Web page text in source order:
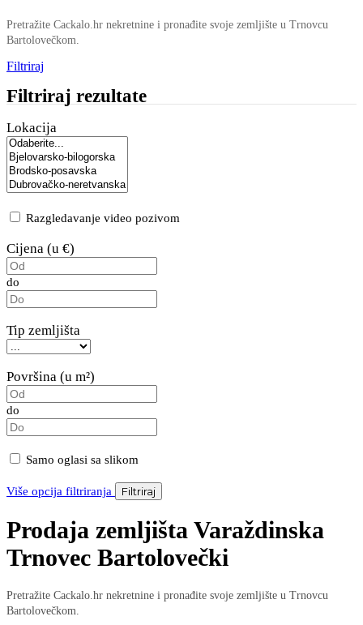
Pretražite Cackalo.hr nekretnine i pronađite svoje zemljište u Trnovcu
Bartolovečkom.
Filtriraj
Filtriraj rezultate
Lokacija
Razgledavanje video pozivom
Cijena (u €)
do
Tip zemljišta
Površina (u m²)
do
Samo oglasi sa slikom
Više opcija filtriranja Filtriraj
Prodaja zemljišta Varaždinska
Trnovec Bartolovečki
Pretražite Cackalo.hr nekretnine i pronađite svoje zemljište u Trnovcu
Bartolovečkom.